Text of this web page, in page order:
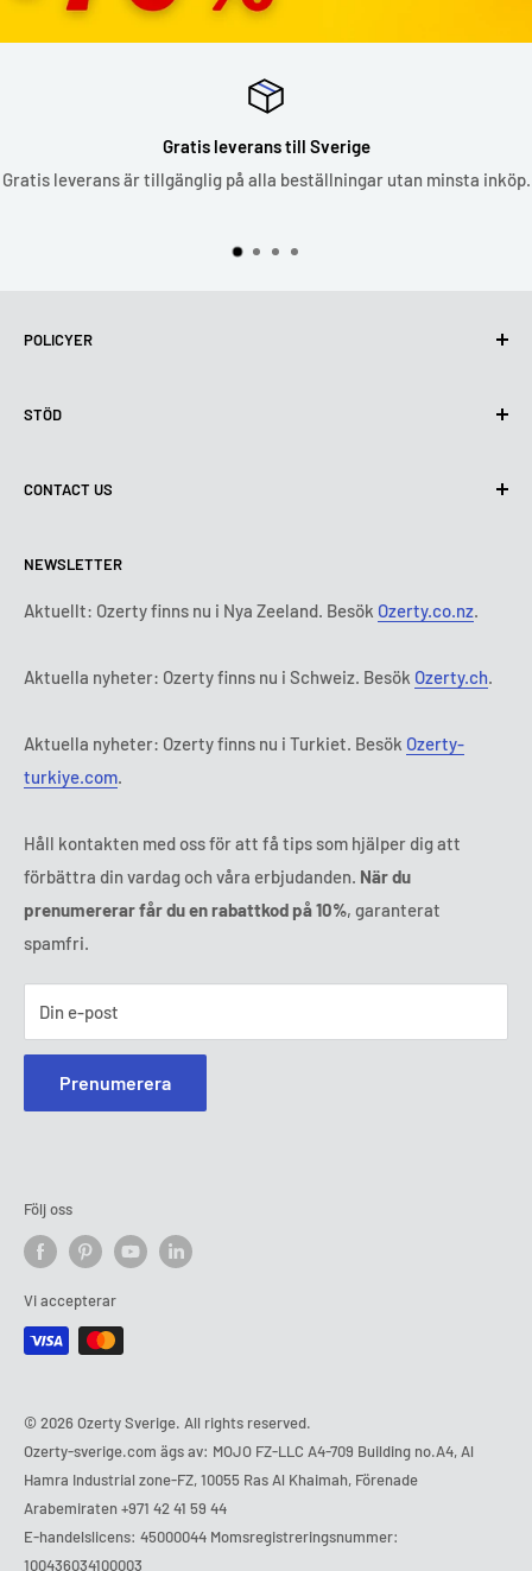
Gratis leverans till Sverige
Gratis leverans är tillgänglig på alla beställningar utan minsta inköp.
POLICYER
Användning av cookies (GDPR)
Leveransvillkor
Betalningsvillkor
Abonnemangets villkor och bestämmelser
STÖD
Kontakta oss
Rättsligt meddelande
FAQ
Ozerty håller dig säker
CONTACT US
Tisdag:9:00 - 18:00
Onsdag:
9:00 - 18:00
Fredag:
9:00 - 18:00
Tl: 010 884 87 30
E-post:
NEWSLETTER
Aktuellt: Ozerty finns nu i Nya Zeeland. Besök Ozerty.co.nz.
Aktuella nyheter: Ozerty finns nu i Schweiz. Besök Ozerty.ch.
Aktuella nyheter: Ozerty finns nu i Turkiet. Besök Ozerty-
turkiye.com.
Håll kontakten med oss för att få tips som hjälper dig att
förbättra din vardag och våra erbjudanden. När du
prenumererar får du en rabattkod på 10%, garanterat
spamfri.
Din e-post
Prenumerera
Följ oss
Vi accepterar
© 2026 Ozerty Sverige. All rights reserved.
Ozerty-sverige.com ägs av: MOJO FZ-LLC A4-709 Building no.A4, Al
Hamra Industrial zone-FZ, 10055 Ras Al Khaimah, Förenade
Arabemiraten+971 42 41 59 44
E-handelslicens: 45000044 Momsregistreringsnummer:
100436034100003